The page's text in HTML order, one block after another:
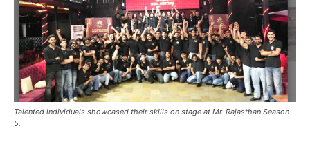
Talented individuals showcased their skills on stage at Mr. Rajasthan Season
5.